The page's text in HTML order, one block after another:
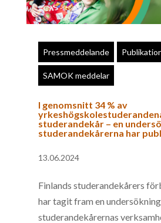
Pressmeddelande
SAMOK meddelar
I genomsnitt 34 % av
studerandekår – en
studerandekårerna har
13.06.2024
Finlands studerandekårers
har tagit fram en
studerandekårernas